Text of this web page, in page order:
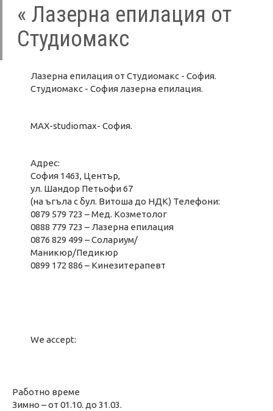
« Лазерна епилация от
Студиомакс
Лазерна епилация от Студиомакс - София.
Студиомакс - София лазерна епилация.
MAX-studiomax- София.
Адрес:
София 1463, Център,
ул. Шандор Петьофи 67
(на ъгъла с бул. Витоша до НДК) Телефони:
0879 579 723 – Мед. Козметолог
0888 779 723 – Лазерна епилация
0876 829 499 – Солариум/
Маникюр/Педикюр
0899 172 886 – Кинезитерапевт
We accept:
Работно време
Зимно – от 01.10. до 31.03.